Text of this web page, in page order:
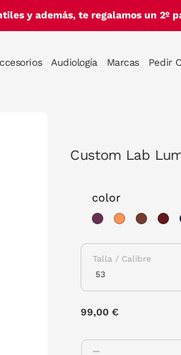
y además, te regalamos un 2º
Audiología Marcas Pedir
Custom Lab
color
Talla / Calibre
99,00 €